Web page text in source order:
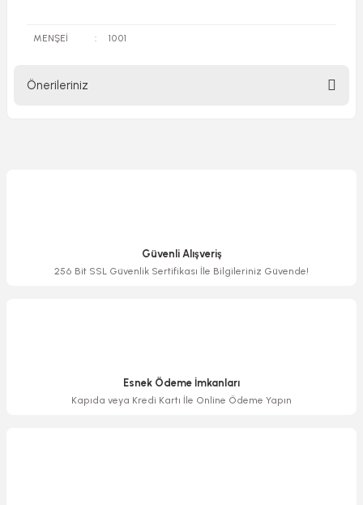
MENŞEİ : 1001
Önerileriniz
Ürün bilgilerinde hatalar bulunuyor.
Güvenli Alışveriş
256 Bit SSL Güvenlik Sertifikası İle Bilgileriniz Güvende!
Esnek Ödeme İmkanları
Kapıda veya Kredi Kartı İle Online Ödeme Yapın